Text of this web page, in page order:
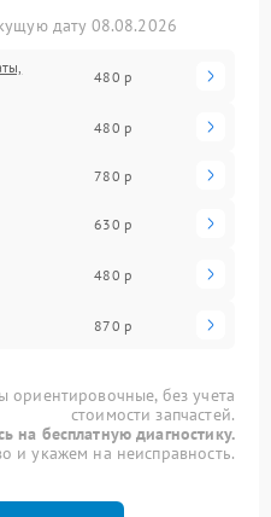
дату 08.08.2026
480 р
480 р
780 р
630 р
480 р
870 р
ориентировочные, без учета
стоимости запчастей.
на бесплатную диагностику.
и укажем на неисправность.